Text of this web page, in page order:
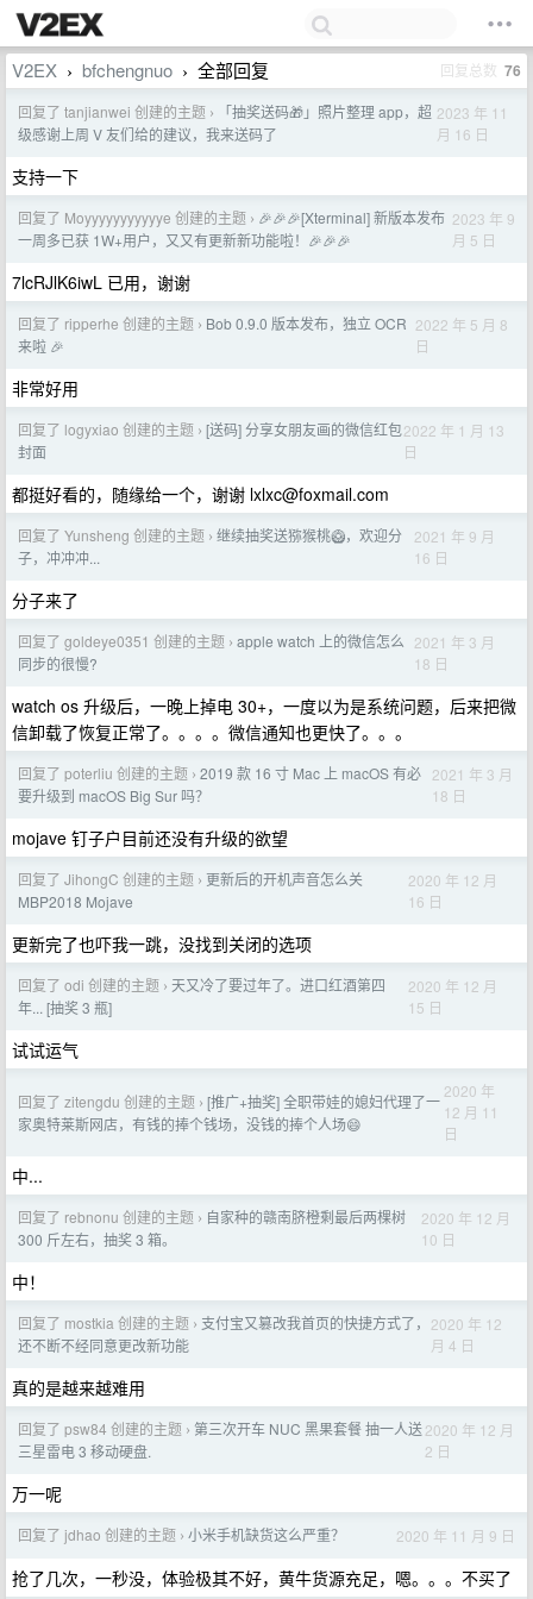
V2EX › bfchengnuo › 全部回复 回复总数 76
回复了 tanjianwei 创建的主题 ›
「抽奖送码🎁」照片整理 app，超
级感谢上周 V 友们给的建议，我来送码了
2023 年 11
月 16 日
支持一下
回复了 Moyyyyyyyyyyye 创建的主题 › 🎉🎉🎉[Xterminal] 新版本发布
一周多已获 1W+用户，又又有更新新功能啦！🎉🎉🎉
2023 年 9
月 5 日
7lcRJlK6iwL 已用，谢谢
回复了 ripperhe 创建的主题 › Bob 0.9.0 版本发布，独立 OCR
来啦 🎉
2022 年 5 月 8
日
非常好用
回复了 logyxiao 创建的主题 › [送码] 分享女朋友画的微信红包
封面
2022 年 1 月 13
日
都挺好看的，随缘给一个，谢谢 lxlxc@foxmail.com
回复了 Yunsheng 创建的主题 › 继续抽奖送猕猴桃🥝，欢迎分
子，冲冲冲...
2021 年 9 月
16 日
分子来了
回复了 goldeye0351 创建的主题 › apple watch 上的微信怎么
同步的很慢?
2021 年 3 月
18 日
watch os 升级后，一晚上掉电 30+，一度以为是系统问题，后来把微
信卸载了恢复正常了。。。。微信通知也更快了。。。
回复了 poterliu 创建的主题 › 2019 款 16 寸 Mac 上 macOS 有必
要升级到 macOS Big Sur 吗？
2021 年 3 月
18 日
mojave 钉子户目前还没有升级的欲望
回复了 JihongC 创建的主题 › 更新后的开机声音怎么关
MBP2018 Mojave
2020 年 12 月
16 日
更新完了也吓我一跳，没找到关闭的选项
回复了 odi 创建的主题 › 天又冷了要过年了。进口红酒第四
年... [抽奖 3 瓶]
2020 年 12 月
15 日
试试运气
回复了 zitengdu 创建的主题 › [推广+抽奖] 全职带娃的媳妇代理了一
家奥特莱斯网店，有钱的捧个钱场，没钱的捧个人场😄
2020 年
12 月 11
日
中...
回复了 rebnonu 创建的主题 › 自家种的赣南脐橙剩最后两棵树
300 斤左右，抽奖 3 箱。
2020 年 12 月
10 日
中！
回复了 mostkia 创建的主题 › 支付宝又篡改我首页的快捷方式了，
还不断不经同意更改新功能
2020 年 12
月 4 日
真的是越来越难用
回复了 psw84 创建的主题 › 第三次开车 NUC 黑果套餐 抽一人送
三星雷电 3 移动硬盘.
2020 年 12 月
2 日
万一呢
回复了 jdhao 创建的主题 › 小米手机缺货这么严重？ 2020 年 11 月 9 日
抢了几次，一秒没，体验极其不好，黄牛货源充足，嗯。。。不买了